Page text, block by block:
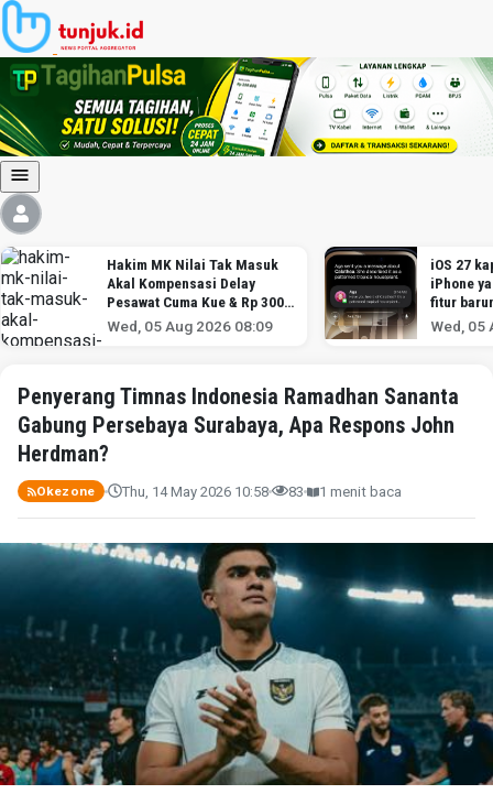
Hakim MK Nilai Tak Masuk
Akal Kompensasi Delay
Pesawat Cuma Kue & Rp 300
Ribu
Wed, 05 Aug 2026 08:09
iOS 27
iPhone
fitur
Wed, 05
Penyerang Timnas Indonesia Ramadhan Sananta
Gabung Persebaya Surabaya, Apa Respons John
Herdman?
Okezone Thu, 14 May 2026 10:58 83 1 menit baca